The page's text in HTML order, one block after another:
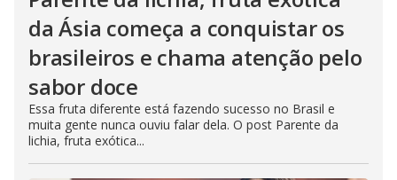
da Ásia começa a conquistar os
brasileiros e chama atenção pelo
sabor doce
Essa fruta diferente está fazendo sucesso no Brasil e
muita gente nunca ouviu falar dela. O post Parente da
lichia, fruta exótica...